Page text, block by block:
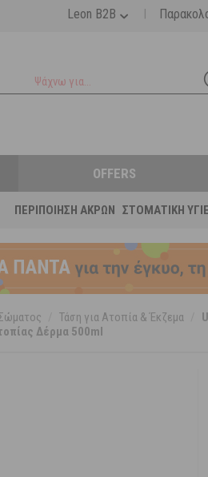
Leon B2B |
ΠΕΡΙΠΟΊΗΣΗ ΆΚΡΩΝ ΣΤΟΜΑΤΙΚΉ
OFFERS
Τάση για Ατοπία & Έκζεμα
Δέρμα 500ml